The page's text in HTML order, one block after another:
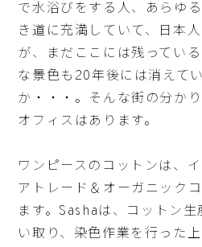
で水浴びをする人、あらゆ
き道に充満していて、日本
が、まだここには残ってい
な景色も20年後には消えて
か・・・。そんな街の分か
オフィスはあります。
ワンピースのコットンは、
アトレード＆オーガニック
ます。Sashaは、コットン
い取り、染色作業を行った